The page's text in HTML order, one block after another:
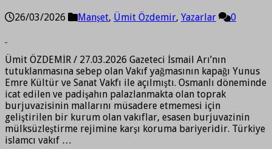
26/03/2026 Manşet, Ümit Özdemir, Yazarlar 0
Ümit ÖZDEMİR / 27.03.2026 Gazeteci İsmail Arı’nın
tutuklanmasına sebep olan Vakıf yağmasının kapağı Yunus
Emre Kültür ve Sanat Vakfı ile açılmıştı. Osmanlı döneminde
icat edilen ve padişahın palazlanmakta olan toprak
burjuvazisinin mallarını müsadere etmemesi için
geliştirilen bir kurum olan vakıflar, esasen burjuvazinin
mülksüzleştirme rejimine karşı koruma bariyeridir. Türkiye
islamcı vakıf …